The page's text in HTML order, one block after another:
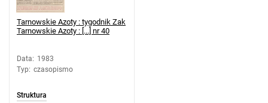
Azotowych im. Feliksa Dzierżyńskiego
w Tarnowie. 1983, nr 26
Azotowych im. Feliksa Dzierżyńskiego
w Tarnowie. 1983, nr 27
Tarnowskie Azoty : tygodnik Zak
Tarnowskie Azoty : [...] nr 40
Data: 1983
Typ: czasopismo
Struktura